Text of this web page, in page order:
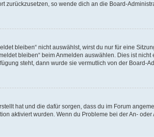
zurückzusetzen, so wende dich an die Board-
bleiben“ nicht auswählst, wirst du nur für eine
bleiben“ beim Anmelden auswählen. Dies ist
steht, dann wurde sie vermutlich von der Board-
hat und die dafür sorgen, dass du im Forum
aktiviert wurden. Wenn du Probleme bei der An-